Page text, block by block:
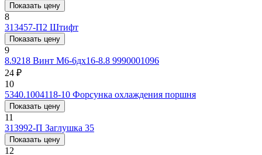
Показать цену
8
313457-П2 Штифт
Показать цену
9
8.9218 Винт М6-6дх16-8.8 9990001096
24 ₽
10
5340.1004118-10 Форсунка охлаждения поршня
Показать цену
11
313992-П Заглушка 35
Показать цену
12